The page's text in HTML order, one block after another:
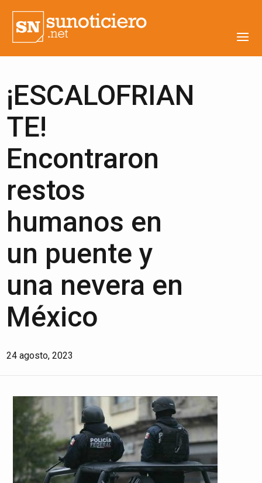
¡ESCALOFRIAN
TE!
Encontraron
restos
humanos en
un puente y
una nevera en
México
24 agosto, 2023